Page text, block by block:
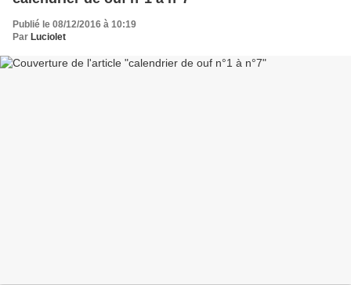
Publié le 08/12/2016 à 10:19
Par Luciolet